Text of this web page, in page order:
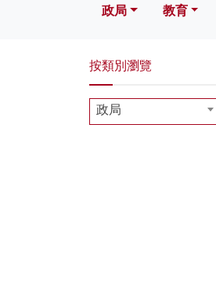
政局 教育
按類別瀏覽
政局